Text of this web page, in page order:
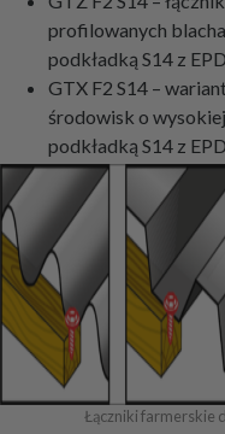
profilowanych
podkładką S14 z
GTX F2 S14 –
środowisk o
podkładką S14 z
Łączniki farmerskie